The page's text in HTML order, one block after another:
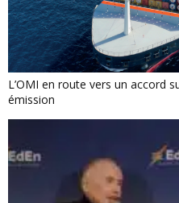
L’OMI en route vers un accord
émission